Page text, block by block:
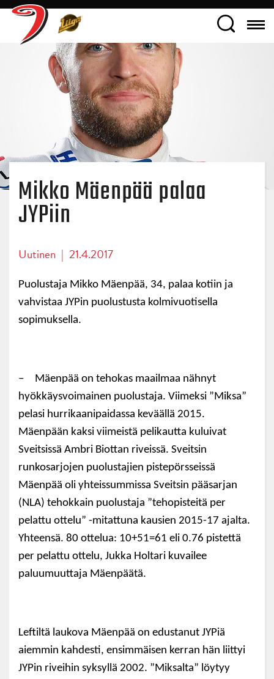
Mikko Mäenpää palaa
JYPiin
Uutinen | 21.4.2017
Puolustaja Mikko Mäenpää, 34, palaa kotiin ja
vahvistaa JYPin puolustusta kolmivuotisella
sopimuksella.
–
Mäenpää on tehokas maailmaa nähnyt
hyökkäysvoimainen puolustaja. Viimeksi ”Miksa”
pelasi hurrikaanipaidassa keväällä 2015.
Mäenpään kaksi viimeistä pelikautta kuluivat
Sveitsissä Ambri Biottan riveissä. Sveitsin
runkosarjojen puolustajien pistepörsseissä
Mäenpää oli yhteissummissa Sveitsin pääsarjan
(NLA) tehokkain puolustaja ”tehopisteitä per
pelattu ottelu” -mitattuna kausien 2015-17 ajalta.
Yhteensä. 80 ottelua: 10+51=61 eli 0.76 pistettä
per pelattu ottelu, Jukka Holtari kuvailee
paluumuuttaja Mäenpäätä.
Leftiltä laukova Mäenpää on edustanut JYPiä
aiemmin kahdesti, ensimmäisen kerran hän liittyi
JYPin riveihin syksyllä 2002. ”Miksalta” löytyy